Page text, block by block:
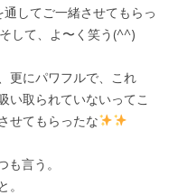
してご一緒させてもらっ
そして、よ〜く笑う(^^)
更にパワフルで、これ
い取られていないってこ
せてもらったな
言う。